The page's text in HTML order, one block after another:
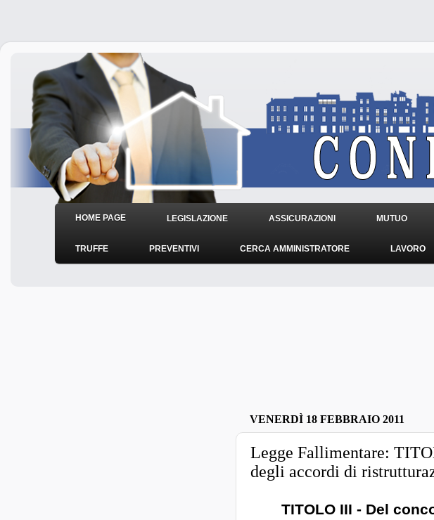
HOME PAGE LEGISLAZIONE ASSICURAZIONI MUTUO
TRUFFE PREVENTIVI CERCA AMMINISTRATORE LAVORO
VENERDÌ 18 FEBBRAIO 2011
Legge Fallimentare:
degli accordi di
TITOLO III - Del